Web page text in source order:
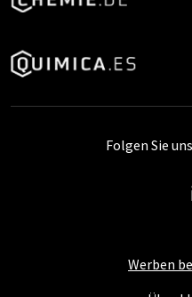
Werben
Folgen Sie